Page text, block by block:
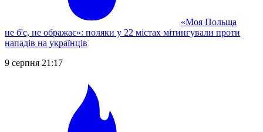
«Моя Польща
не б'є, не ображає»: поляки у 22 містах мітингували проти
нападів на українців
9 серпня 21:17